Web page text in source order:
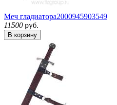
Меч гладиатора2000945903549
11500 руб.
В корзину